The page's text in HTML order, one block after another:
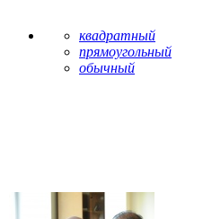
квадратный
прямоугольный
обычный